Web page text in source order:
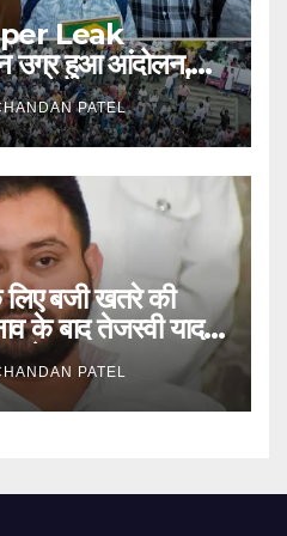
Leak
उग्र हुआ आंदोलन,
पर दबाव बढ़ाने
PATEL
लिए बजी खतरे की
के बाद तेजस्वी यादव
लगे सवाल
PATEL